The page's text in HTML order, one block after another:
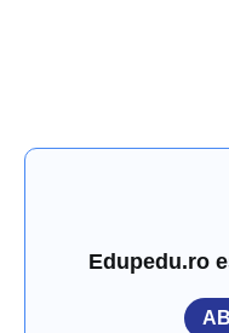
Edupedu.ro